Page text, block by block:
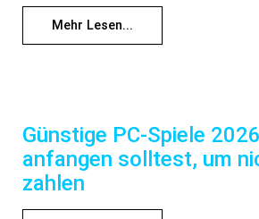
Mehr Lesen...
Günstige PC-Spiele
anfangen solltest, um
zahlen